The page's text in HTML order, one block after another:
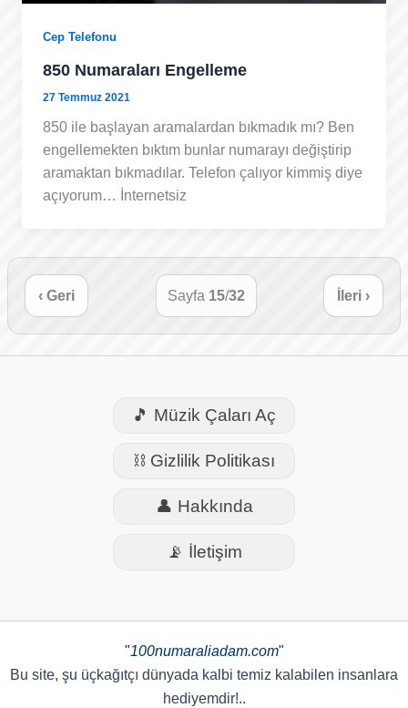
Cep Telefonu
850 Numaraları Engelleme
27 Temmuz 2021
850 ile başlayan aramalardan bıkmadık mı? Ben
engellemekten bıktım bunlar numarayı değiştirip
aramaktan bıkmadılar. Telefon çalıyor kimmiş diye
açıyorum… İnternetsiz
‹ Geri Sayfa 15/32 İleri ›
🎵 Müzik Çaları Aç
⛓️ Gizlilik Politikası
👤 Hakkında
📡 İletişim
"100numaraliadam.com"
Bu site, şu üçkağıtçı dünyada kalbi temiz kalabilen insanlara
hediyemdir!..